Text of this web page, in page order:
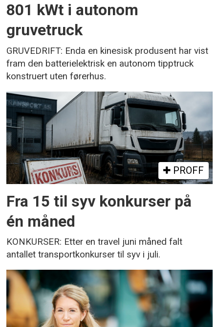
801 kWt i autonom
gruvetruck
GRUVEDRIFT: Enda en kinesisk produsent har vist
fram den batterielektrisk en autonom tipptruck
konstruert uten førerhus.
PROFF
Fra 15 til syv konkurser på
én måned
KONKURSER: Etter en travel juni måned falt
antallet transportkonkurser til syv i juli.